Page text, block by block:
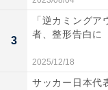
3
「逆カミング
者、整形告白に
2025/12/18
サッカー日本代